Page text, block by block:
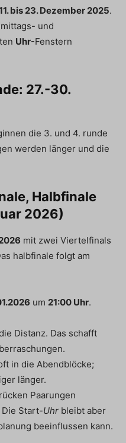
bis 23. Dezember 2025.
und
Uhr-Fenstern
27.-30.
die 3. und 4. runde
werden länger und die
Halbfinale
2026)
mit zwei Viertelfinals
halbfinale folgt am
um 21:00 Uhr.
Distanz. Das schafft
in die Abendblöcke;
länger.
Paarungen
Die Start-Uhr bleibt aber
beeinflussen kann.